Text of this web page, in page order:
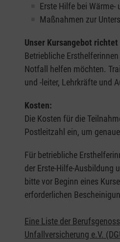
Erste Hilfe bei Wärme-
Maßnahmen zur
Unser Kursangebot richtet
Betriebliche
Notfall helfen möchten.
und -leiter, Lehrkräfte und
Kosten:
Die Kosten für die
Postleitzahl ein, um
Für betriebliche
der Erste-Hilfe-Ausbildung
bitte vor Beginn eines
erforderlichen
Eine Liste der
Unfallversicherung e.V.